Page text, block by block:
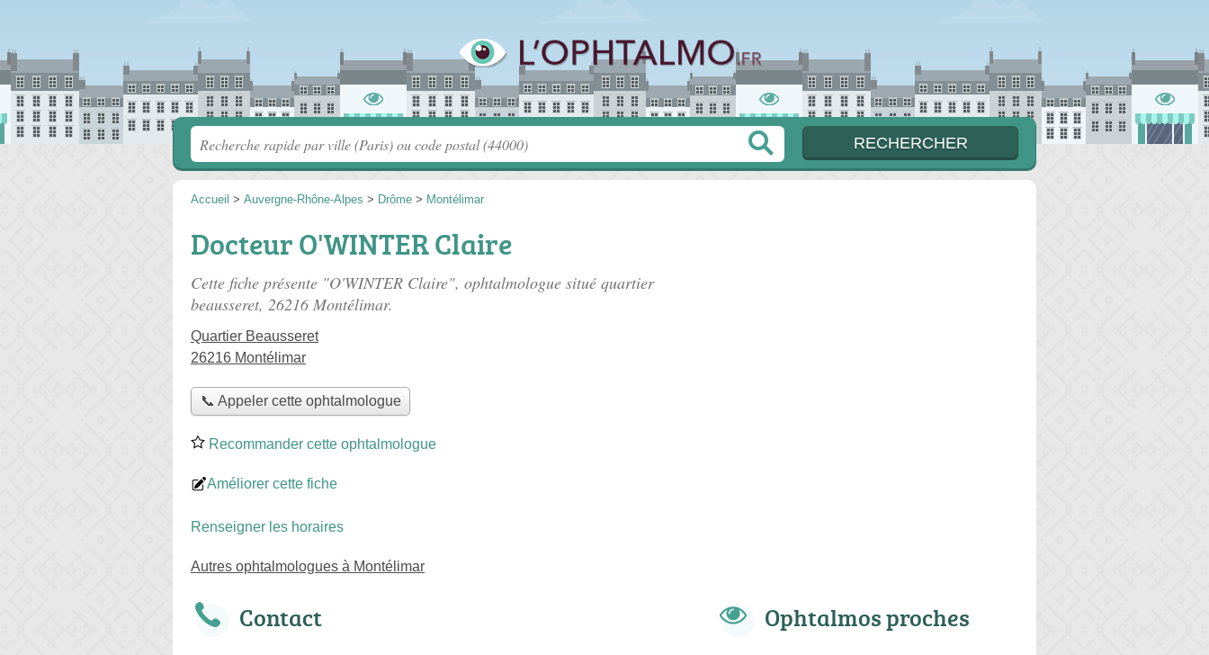
Accueil > Auvergne-Rhône-Alpes > Drôme > Montélimar
Docteur O'WINTER Claire
Cette fiche présente "O'WINTER Claire", ophtalmologue situé quartier
beausseret, 26216 Montélimar.
Quartier Beausseret
26216 Montélimar
📞 Appeler cette ophtalmologue
Recommander cette ophtalmologue
Améliorer cette fiche
Renseigner les horaires
Autres ophtalmologues à Montélimar
Contact Ophtalmos proches